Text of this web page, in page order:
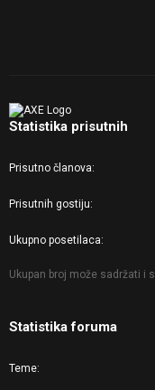
Statistika prisutnih
Prisutno članova
Prisutnih gostiju
Ukupno posetilaca
Ukupan broj može sadržati i
Statistika foruma
Teme